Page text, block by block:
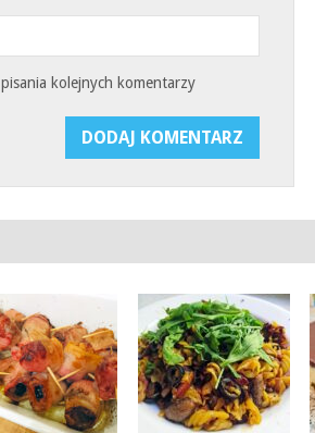
kolejnych komentarzy